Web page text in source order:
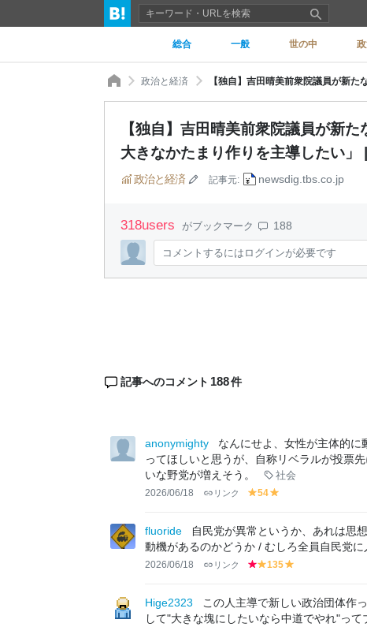
総合 一般 世の中
政治と経済
【独自】吉田晴美前衆院議員が新
大きなかたまり作りを主導したい」
政治と経済 記事元: newsdig.tbs.co.jp
318users がブックマーク 188
コメントするにはログインが必要です
記事へのコメント 188件
anonymighty
なんにせよ、女性が主体的
ってほしいと思うが、自称リベラルが投票
いな野党が増えそう。
社会
2026/06/18 リンク
y
lo
w
54
lo
w
fluoride
自民党が異常というか、あれは思
動機があるのかどうか / むしろ全員自民党
2026/06/18 リンク
r
d
y
lo
w
135
lo
w
Hige2323
この人主導で新しい政治団体作
して"大きな塊にしたいなら中道でやれ"っ